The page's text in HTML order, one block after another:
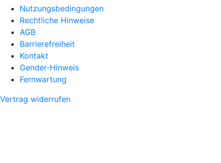
Nutzungsbedingungen
Rechtliche Hinweise
AGB
Barrierefreiheit
Kontakt
Gender-Hinweis
Fernwartung
Vertrag widerrufen